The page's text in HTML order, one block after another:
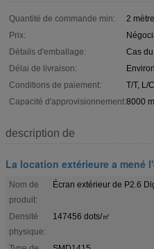
Quantité de commande min:
2
Prix:
Détails d'emballage:
Cas
Délai de livraison:
Conditions de paiement:
T/T, L/
Capacité d'approvisionnement:8000
description de
La location extérieure a mené
Nom de
produit:
Écran extérieur de P2.6
Densité
physique:
147456 dots/㎡